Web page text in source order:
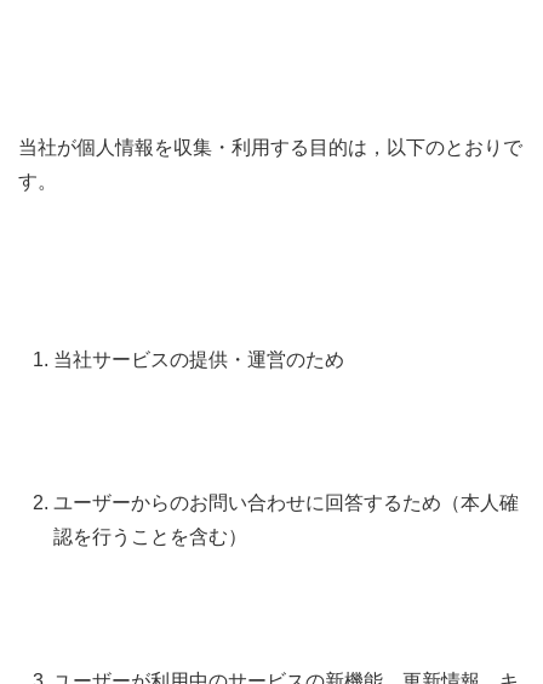
当社が個人情報を収集・利用する目的は，以下のとおりで
す。
当社サービスの提供・運営のため
ユーザーからのお問い合わせに回答するため（本人確
認を行うことを含む）